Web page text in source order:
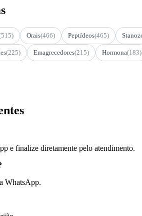
Orais(466) Peptídeos(465)
(225) Emagrecedores(215) Hormona(183)
e finalize diretamente pelo atendimento.
WhatsApp.